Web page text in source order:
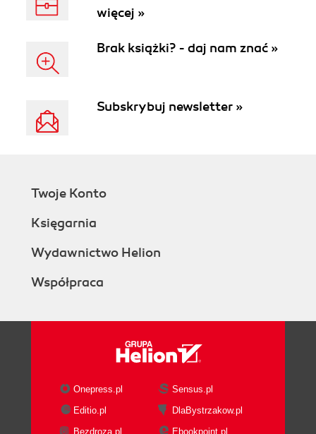
więcej »
Brak książki? - daj nam znać »
Subskrybuj newsletter »
Twoje Konto
Księgarnia
Wydawnictwo Helion
Współpraca
Onepress.pl
Sensus.pl
Editio.pl
DlaBystrzakow.pl
Bezdroza.pl
Ebookpoint.pl